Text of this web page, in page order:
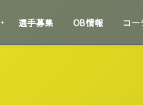
選手募集 OB情報 コー